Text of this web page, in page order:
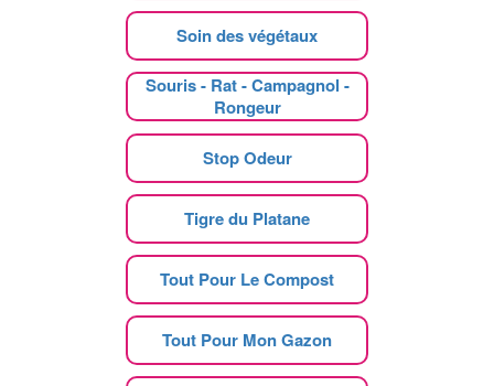
Soin des végétaux
Souris - Rat - Campagnol -
Rongeur
Stop Odeur
Tigre du Platane
Tout Pour Le Compost
Tout Pour Mon Gazon